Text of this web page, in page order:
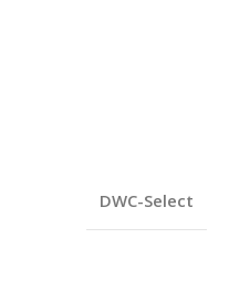
DWC-Select